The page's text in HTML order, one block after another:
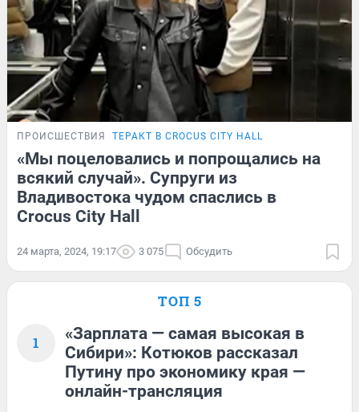
ПРОИСШЕСТВИЯ ТЕРАКТ В CROCUS CITY HALL
«Мы поцеловались и попрощались на
всякий случай». Супруги из
Владивостока чудом спаслись в
Crocus City Hall
24 марта, 2024, 19:17 3 075 Обсудить
ТОП 5
1
«Зарплата — самая высокая в
Сибири»: Котюков рассказал
Путину про экономику края —
онлайн-трансляция